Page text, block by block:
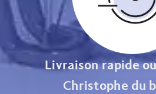
Livraison rapide
Christophe du